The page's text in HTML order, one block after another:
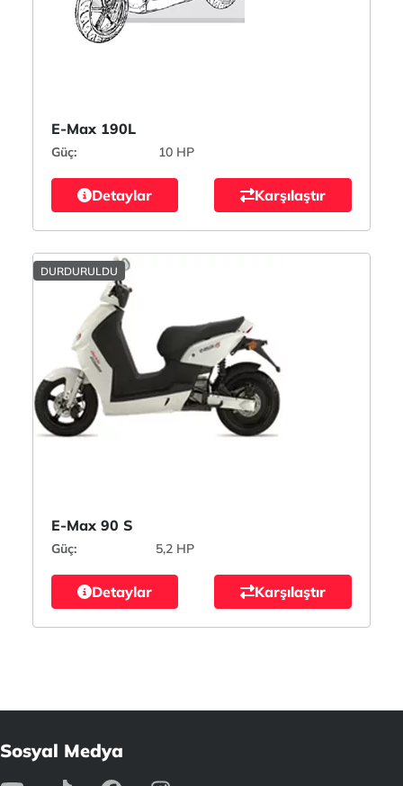
E-Max 190L
Güç: 10 HP
Detaylar Karşılaştır
DURDURULDU
E-Max 90 S
Güç: 5,2 HP
Detaylar Karşılaştır
Sosyal Medya